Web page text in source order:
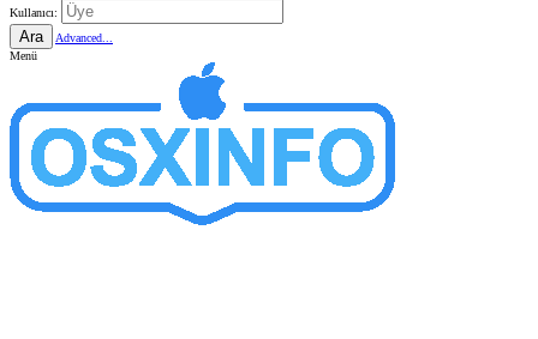
Kullanıcı:
Ara
Advanced...
Menü